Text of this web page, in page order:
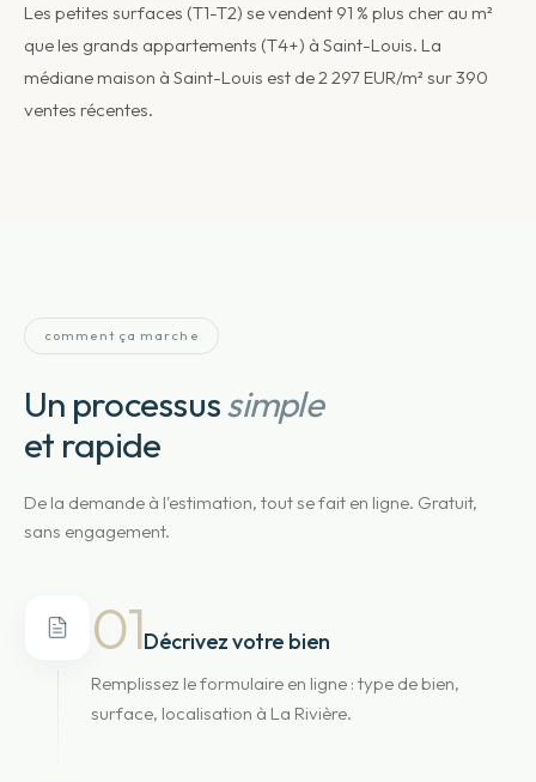
Les petites surfaces (T1-T2) se vendent 91 % plus cher au m²
que les grands appartements (T4+) à Saint-Louis. La
médiane maison à Saint-Louis est de 2 297 EUR/m² sur 390
ventes récentes.
comment ça marche
Un processussimple
et rapide
De la demande à l'estimation, tout se fait en ligne. Gratuit,
sans engagement.
01Décrivez votre bien
Remplissez le formulaire en ligne : type de bien,
surface, localisation à La Rivière.